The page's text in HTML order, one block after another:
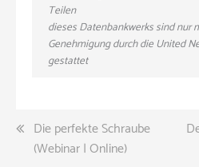
Teilen
dieses Datenbankwerks sind nur
Genehmigung durch die United
gestattet
Die perfekte Schraube
(Webinar | Online)